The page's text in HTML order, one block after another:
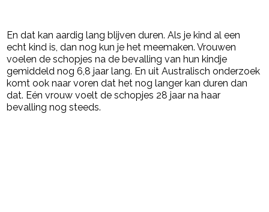
En dat kan aardig lang blijven duren. Als je kind al een
echt kind is, dan nog kun je het meemaken. Vrouwen
voelen de schopjes na de bevalling van hun kindje
gemiddeld nog 6,8 jaar lang. En uit Australisch onderzoek
komt ook naar voren dat het nog langer kan duren dan
dat. Eén vrouw voelt de schopjes 28 jaar na haar
bevalling nog steeds.